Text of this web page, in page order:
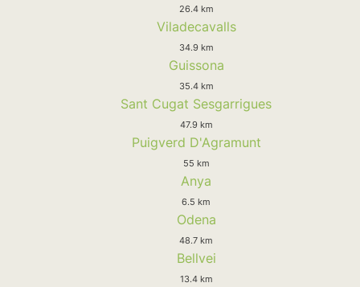
26.4 km
Viladecavalls
34.9 km
Guissona
35.4 km
Sant Cugat Sesgarrigues
47.9 km
Puigverd D'Agramunt
55 km
Anya
6.5 km
Odena
48.7 km
Bellvei
13.4 km